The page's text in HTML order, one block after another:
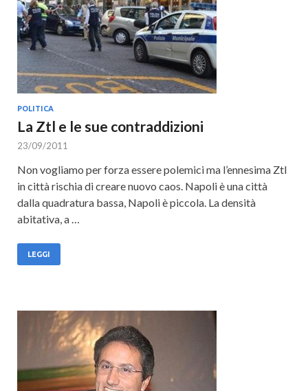
POLITICA
La Ztl e le sue contraddizioni
23/09/2011
Non vogliamo per forza essere polemici ma l’ennesima Ztl
in città rischia di creare nuovo caos. Napoli è una città
dalla quadratura bassa, Napoli è piccola. La densità
abitativa, a …
LEGGI